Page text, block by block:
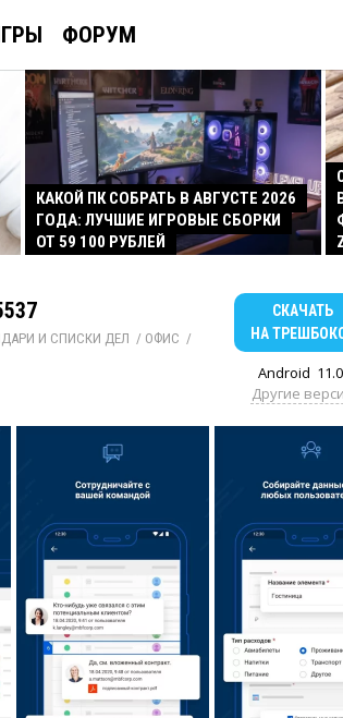
ФОРУМ
КАКОЙ ПК СОБРАТЬ В АВГУСТЕ 2026
ГОДА: ЛУЧШИЕ ИГРОВЫЕ СБОРКИ
ОТ 59 100 РУБЛЕЙ
И СПИСКИ ДЕЛ / ОФИС /
СКАЧАТЬ
НА
Android
Другие